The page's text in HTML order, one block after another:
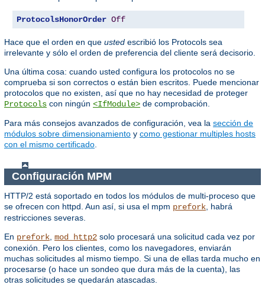
ProtocolsHonorOrder Off
Hace que el orden en que usted escribió los Protocols sea
irrelevante y sólo el orden de preferencia del cliente será decisorio.
Una última cosa: cuando usted configura los protocolos no se
comprueba si son correctos o están bien escritos. Puede mencionar
protocolos que no existen, así que no hay necesidad de proteger
Protocols con ningún <IfModule> de comprobación.
Para más consejos avanzados de configuración, vea la sección de
módulos sobre dimensionamiento y como gestionar multiples hosts
con el mismo certificado
Configuración MPM
HTTP/2 está soportado en todos los módulos de multi-proceso que
se ofrecen con httpd. Aun así, si usa el mpm prefork , habrá
restricciones severas.
En prefork mod_http2 solo procesará una solicitud cada vez por
conexión. Pero los clientes, como los navegadores, enviarán
muchas solicitudes al mismo tiempo. Si una de ellas tarda mucho en
procesarse (o hace un sondeo que dura más de la cuenta), las
otras solicitudes se quedarán atascadas.